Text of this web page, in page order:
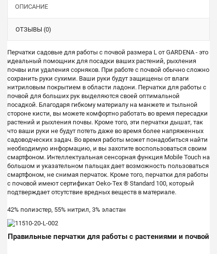
ОПИСАНИЕ
ОТЗЫВЫ (0)
Перчатки садовые для работы с почвой размера L от GARDENA - это
идеальный помощник для посадки ваших растений, рыхления
почвы или удаления сорняков. При работе с почвой обычно сложно
сохранить руки сухими. Ваши руки будут защищены от влаги
нитриловым покрытием в области ладони. Перчатки для работы с
почвой для больших рук выделяются своей оптимальной
посадкой. Благодаря гибкому материалу на манжете и тыльной
стороне кисти, вы можете комфортно работать во время пересадки
растений и рыхления почвы. Кроме того, эти перчатки дышат, так
что ваши руки не будут потеть даже во время более напряженных
садоводческих задач. Во время работы может понадобиться найти
необходимую информацию, и вы захотите воспользоваться своим
смартфоном. Интеллектуальная сенсорная функция Mobile Touch на
большом и указательном пальцах дает возможность пользоваться
смартфоном, не снимая перчаток. Кроме того, перчатки для работы
с почовой имеют сертификат Oeko-Tex ® Standard 100, который
подтверждает отсутствие вредных веществ в материале.
42% полиэстер, 55% нитрил, 3% эластан
Правильные перчатки для работы с растениями и почвой